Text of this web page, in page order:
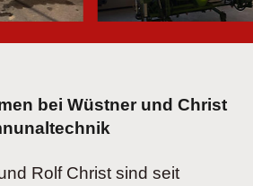
bei Wüstner und Christ
Rolf Christ sind seit